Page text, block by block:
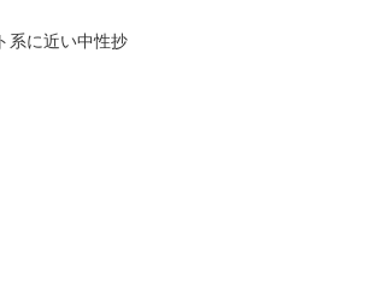
系に近い中性抄